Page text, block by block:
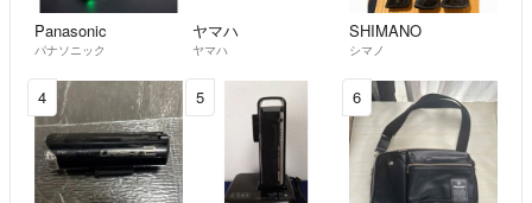
Panasonic
パナソニック
ヤマハ
ヤマハ
SHIMANO
シマノ
4 5 6